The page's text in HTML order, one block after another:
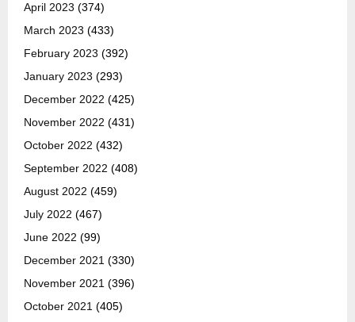
April 2023 (374)
March 2023 (433)
February 2023 (392)
January 2023 (293)
December 2022 (425)
November 2022 (431)
October 2022 (432)
September 2022 (408)
August 2022 (459)
July 2022 (467)
June 2022 (99)
December 2021 (330)
November 2021 (396)
October 2021 (405)